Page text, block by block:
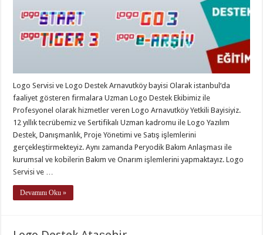
Logo Servisi ve Logo Destek Arnavutköy bayisi Olarak istanbul‘da
faaliyet gösteren firmalara Uzman Logo Destek Ekibimiz ile
Profesyonel olarak hizmetler veren Logo Arnavutköy Yetkili Bayisiyiz.
12 yıllık tecrübemiz ve Sertifikalı Uzman kadromu ile Logo Yazılım
Destek, Danışmanlık, Proje Yönetimi ve Satış işlemlerini
gerçekleştirmekteyiz. Aynı zamanda Peryodik Bakım Anlaşması ile
kurumsal ve kobilerin Bakım ve Onarım işlemlerini yapmaktayız. Logo
Servisi ve …
Devamını Oku »